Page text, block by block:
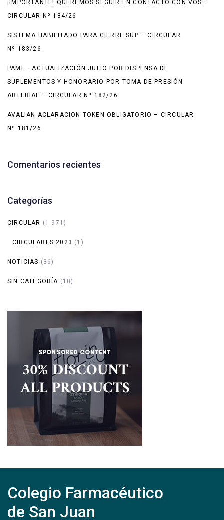
¡IMPORTANTE! QUEREMOS SEGUIR EN CONTACTO CON VOS –
CIRCULAR Nº 184/26
SISTEMA HABILITADO PARA CIERRE SUP – CIRCULAR
Nº 183/26
PAMI – ACTUALIZACIÓN JULIO POR DISPENSA DE
SUPLEMENTOS Y HONORARIO POR TOMA DE PRESIÓN
ARTERIAL – CIRCULAR Nº 182/26
AVALIAN-ACLARACION TOKEN OBLIGATORIO – CIRCULAR
Nº 181/26
Comentarios recientes
Categorías
CIRCULAR (1.971)
CIRCULARES 2023 (1)
NOTICIAS (36)
SIN CATEGORÍA (10)
Colegio Farmacéutico
de San Juan